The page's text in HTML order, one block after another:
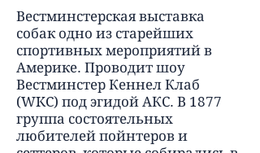
Вестминстерская выставка
собак одно из старейших
спортивных мероприятий в
Америке. Проводит шоу
Вестминстер Кеннел Клаб
(WKC) под эгидой АКС. В 1877
группа состоятельных
любителей пойнтеров и